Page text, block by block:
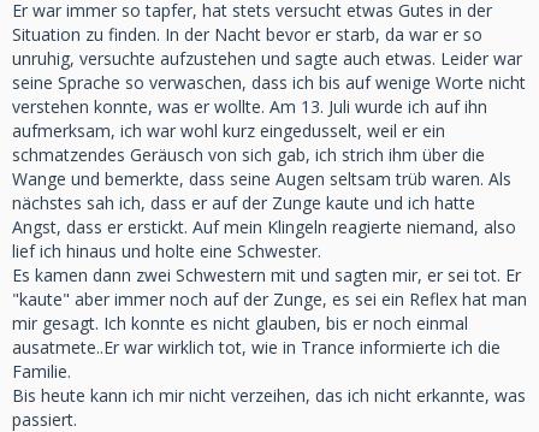
Er war immer so tapfer, hat stets versucht etwas Gutes in der
Situation zu finden. In der Nacht bevor er starb, da war er so
unruhig, versuchte aufzustehen und sagte auch etwas. Leider war
seine Sprache so verwaschen, dass ich bis auf wenige Worte nicht
verstehen konnte, was er wollte. Am 13. Juli wurde ich auf ihn
aufmerksam, ich war wohl kurz eingedusselt, weil er ein
schmatzendes Geräusch von sich gab, ich strich ihm über die
Wange und bemerkte, dass seine Augen seltsam trüb waren. Als
nächstes sah ich, dass er auf der Zunge kaute und ich hatte
Angst, dass er erstickt. Auf mein Klingeln reagierte niemand, also
lief ich hinaus und holte eine Schwester.
Es kamen dann zwei Schwestern mit und sagten mir, er sei tot. Er
"kaute" aber immer noch auf der Zunge, es sei ein Reflex hat man
mir gesagt. Ich konnte es nicht glauben, bis er noch einmal
ausatmete..Er war wirklich tot, wie in Trance informierte ich die
Familie.
Bis heute kann ich mir nicht verzeihen, das ich nicht erkannte, was
passiert.